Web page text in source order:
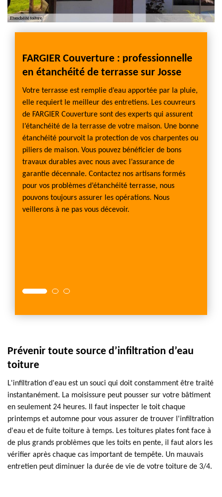
FARGIER Couverture : professionnelle
en étanchéité de terrasse sur Josse
Votre terrasse est remplie d’eau apportée par la pluie,
elle requiert le meilleur des entretiens. Les couvreurs
de FARGIER Couverture sont des experts qui assurent
l’étanchéité de la terrasse de votre maison. Une bonne
étanchéité pourvoit la protection de vos charpentes ou
piliers de maison. Vous pouvez bénéficier de bons
travaux durables avec nous avec l’assurance de
garantie décennale. Contactez nos artisans formés
pour vos problèmes d’étanchéité terrasse, nous
pouvons toujours assurer les opérations. Nous
veillerons à ne pas vous décevoir.
Prévenir toute source d’infiltration d’eau
toiture
L'infiltration d'eau est un souci qui doit constamment être traité
instantanément. La moisissure peut pousser sur votre bâtiment
en seulement 24 heures. Il faut inspecter le toit chaque
printemps et automne pour vous assurer de trouver l'infiltration
d'eau et de fuite toiture à temps. Les toitures plates font face à
de plus grands problèmes que les toits en pente, il faut alors les
vérifier après chaque cas important de tempête. Un mauvais
entretien peut diminuer la durée de vie de votre toiture de 3/4.